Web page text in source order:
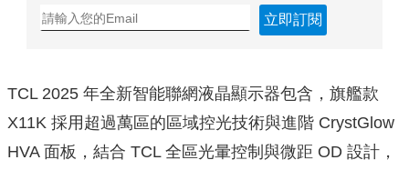
立即訂閱
TCL 2025 年全新智能聯網液晶顯示器包含，旗艦款
X11K 採用超過萬區的區域控光技術與進階 CrystGlow
HVA 面板，結合 TCL 全區光暈控制與微距 OD 設計，